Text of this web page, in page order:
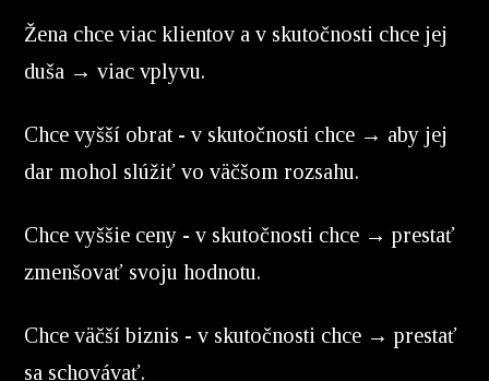
Žena chce viac klientov a v skutočnosti chce jej
duša → viac vplyvu.
Chce vyšší obrat - v skutočnosti chce → aby jej
dar mohol slúžiť vo väčšom rozsahu.
Chce vyššie ceny - v skutočnosti chce → prestať
zmenšovať svoju hodnotu.
Chce väčší biznis - v skutočnosti chce → prestať
sa schovávať.